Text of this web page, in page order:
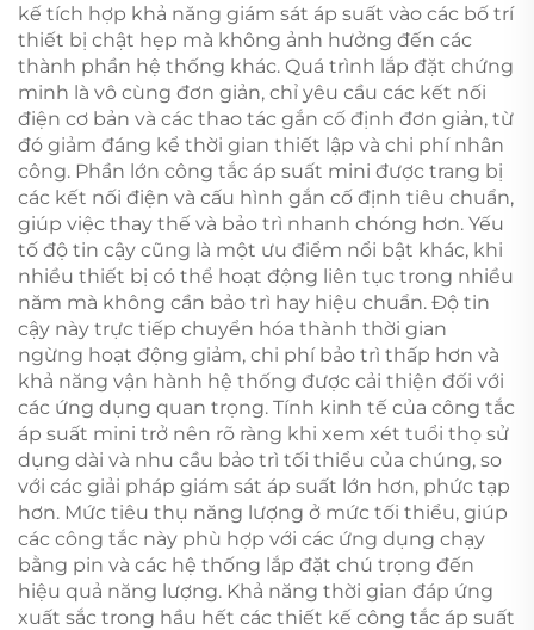
kế tích hợp khả năng giám sát áp suất vào các bố trí
thiết bị chật hẹp mà không ảnh hưởng đến các
thành phần hệ thống khác. Quá trình lắp đặt chứng
minh là vô cùng đơn giản, chỉ yêu cầu các kết nối
điện cơ bản và các thao tác gắn cố định đơn giản, từ
đó giảm đáng kể thời gian thiết lập và chi phí nhân
công. Phần lớn công tắc áp suất mini được trang bị
các kết nối điện và cấu hình gắn cố định tiêu chuẩn,
giúp việc thay thế và bảo trì nhanh chóng hơn. Yếu
tố độ tin cậy cũng là một ưu điểm nổi bật khác, khi
nhiều thiết bị có thể hoạt động liên tục trong nhiều
năm mà không cần bảo trì hay hiệu chuẩn. Độ tin
cậy này trực tiếp chuyển hóa thành thời gian
ngừng hoạt động giảm, chi phí bảo trì thấp hơn và
khả năng vận hành hệ thống được cải thiện đối với
các ứng dụng quan trọng. Tính kinh tế của công tắc
áp suất mini trở nên rõ ràng khi xem xét tuổi thọ sử
dụng dài và nhu cầu bảo trì tối thiểu của chúng, so
với các giải pháp giám sát áp suất lớn hơn, phức tạp
hơn. Mức tiêu thụ năng lượng ở mức tối thiểu, giúp
các công tắc này phù hợp với các ứng dụng chạy
bằng pin và các hệ thống lắp đặt chú trọng đến
hiệu quả năng lượng. Khả năng thời gian đáp ứng
xuất sắc trong hầu hết các thiết kế công tắc áp suất